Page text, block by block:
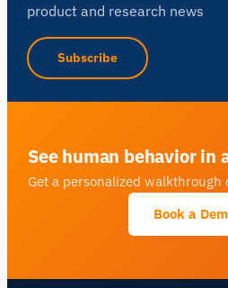
product and research news
Subscribe
See human behavior in
Get a personalized
Book a